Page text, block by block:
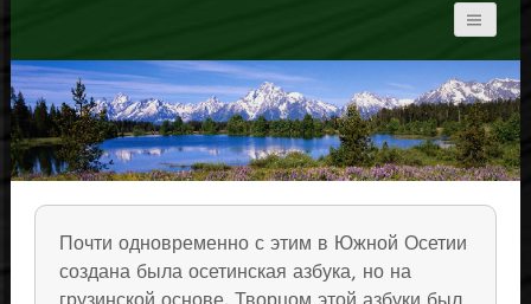
Почти одновременно с этим в Южной Осетии
создана была осетинская азбука, но на